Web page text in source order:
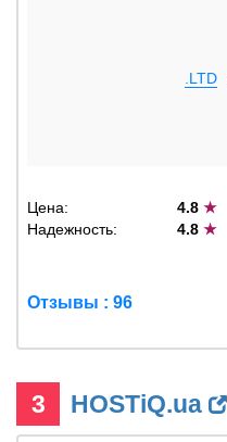
.LTD
Цена: 4.8★
Надежность:
4.8★
Отзывы : 96
3 HOSTiQ.ua